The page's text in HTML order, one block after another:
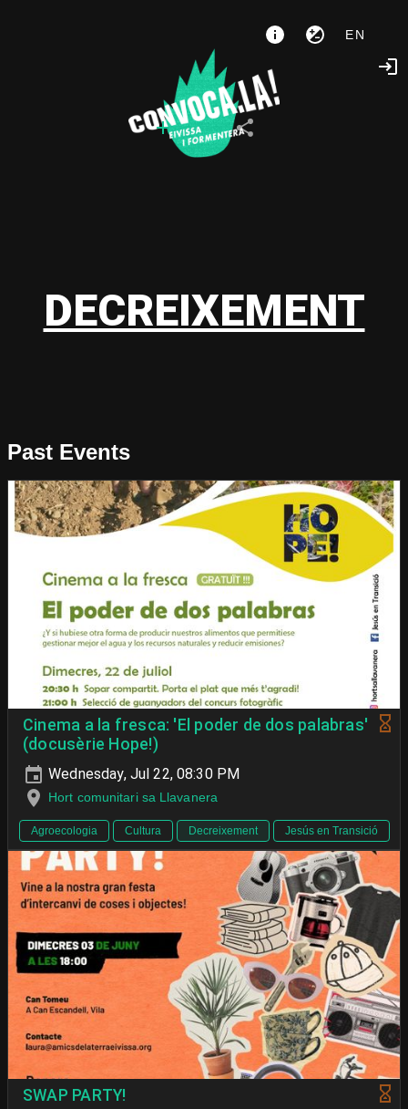
EN
DECREIXEMENT
Past Events
Cinema a la fresca: 'El poder de dos palabras'
(docusèrie Hope!)
Wednesday, Jul 22, 08:30 PM
Hort comunitari sa Llavanera
Agroecologia Cultura Decreixement Jesús en Transició
SWAP PARTY!